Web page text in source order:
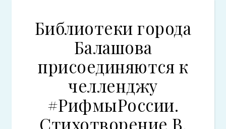
Библиотеки города
Балашова
присоединяются к
челленджу
#РифмыРоссии.
Стихотворение В.